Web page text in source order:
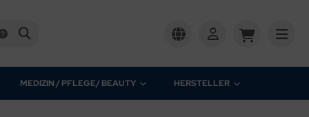
MEDIZIN / PFLEGE/ BEAUTY HERSTELLER